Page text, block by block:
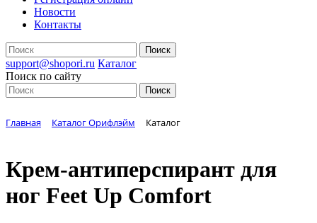
Новости
Контакты
support@shopori.ru Каталог
Поиск по сайту
Главная Каталог Орифлэйм Каталог
Крем-антиперспирант для
ног Feet Up Comfort